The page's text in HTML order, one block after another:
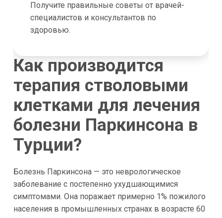
Получите правильные советы от врачей-
специалистов и консультантов по
здоровью.
Как производится
терапия стволовыми
клетками для лечения
болезни Паркинсона в
Турции?
Болезнь Паркинсона — это неврологическое
заболевание с постепенно ухудшающимися
симптомами. Она поражает примерно 1% пожилого
населения в промышленных странах в возрасте 60